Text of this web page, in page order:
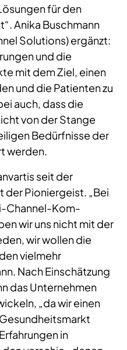
für den
Anika Buschmann
Solutions) ergänzt:
und die
mit dem Ziel, einen
und die Patienten zu
auch, dass die
von der Stange
Bedürfnisse der
werden.
seit der
der Pioniergeist. „Bei
Channel-Kom-
wir uns nicht mit der
wir wollen die
vielmehr
Nach Einschätzung
das Unternehmen
„da wir einen
in